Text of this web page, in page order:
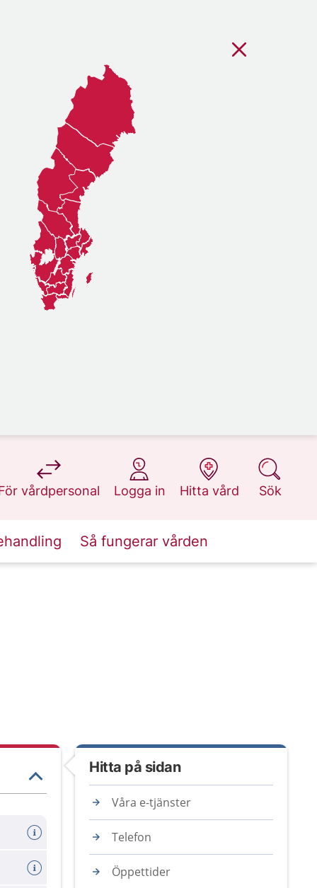
vårdpersonal
på 1177.se
Logga in
på 1177.se
Hitta vård
på 1177.se
Sök
på 1177.se
Så fungerar vården
Hitta på sidan
Våra e-tjänster
Telefon
Öppettider